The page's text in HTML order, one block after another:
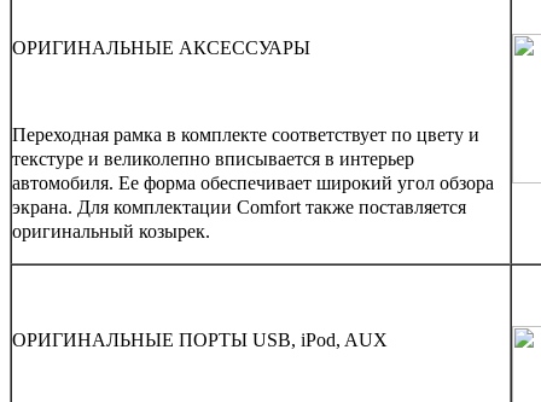
ОРИГИНАЛЬНЫЕ АКСЕССУАРЫ
Переходная рамка в комплекте соответствует по цвету и
текстуре и великолепно вписывается в интерьер
автомобиля. Ее форма обеспечивает широкий угол обзора
экрана. Для комплектации Comfort также поставляется
оригинальный козырек.
ОРИГИНАЛЬНЫЕ ПОРТЫ USB, iPod, AUX